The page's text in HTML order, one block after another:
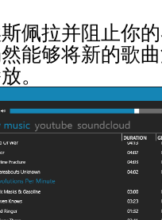
佩拉并阻止你
能够将新的歌
。